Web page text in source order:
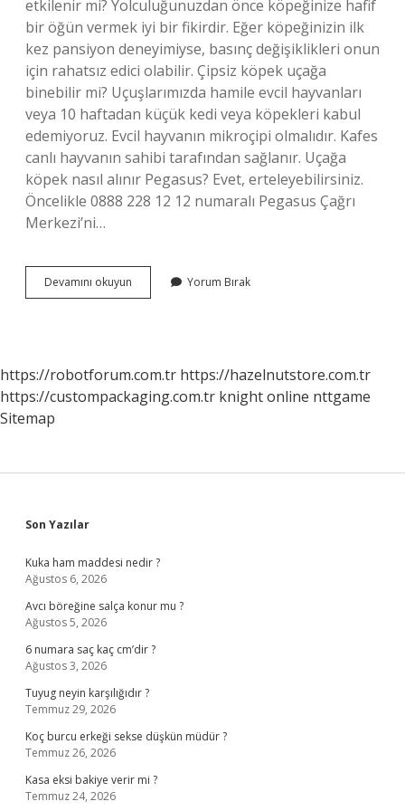
etkilenir mi? Yolculuğunuzdan önce köpeğinize hafif
bir öğün vermek iyi bir fikirdir. Eğer köpeğinizin ilk
kez pansiyon deneyimiyse, basınç değişiklikleri onun
için rahatsız edici olabilir. Çipsiz köpek uçağa
binebilir mi? Uçuşlarımızda hamile evcil hayvanları
veya 10 haftadan küçük kedi veya köpekleri kabul
edemiyoruz. Evcil hayvanın mikroçipi olmalıdır. Kafes
canlı hayvanın sahibi tarafından sağlanır. Uçağa
köpek nasıl alınır Pegasus? Evet, erteleyebilirsiniz.
Öncelikle 0888 228 12 12 numaralı Pegasus Çağrı
Merkezi’ni…
Devamını okuyun Köpekle
Uçak
Yorum Bırak
https://robotforum.com.tr https://hazelnutstore.com.tr
https://custompackaging.com.tr knight online nttgame
Sitemap
Sidebar
Son Yazılar
Kuka ham maddesi nedir ?
Ağustos 6, 2026
Avcı böreğine salça konur mu ?
Ağustos 5, 2026
6 numara saç kaç cm’dir ?
Ağustos 3, 2026
Tuyug neyin karşılığıdır ?
Temmuz 29, 2026
Koç burcu erkeği sekse düşkün müdür ?
Temmuz 26, 2026
Kasa eksi bakiye verir mi ?
Temmuz 24, 2026